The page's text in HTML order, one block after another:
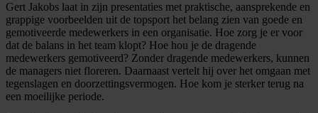
Gert Jakobs laat in zijn presentaties met praktische, aansprekende en
grappige voorbeelden uit de topsport het belang zien van goede en
gemotiveerde medewerkers in een organisatie. Hoe zorg je er voor
dat de balans in het team klopt? Hoe hou je de dragende
medewerkers gemotiveerd? Zonder dragende medewerkers, kunnen
de managers niet floreren. Daarnaast vertelt hij over het omgaan met
tegenslagen en doorzettingsvermogen. Hoe kom je sterker terug na
een moeilijke periode.